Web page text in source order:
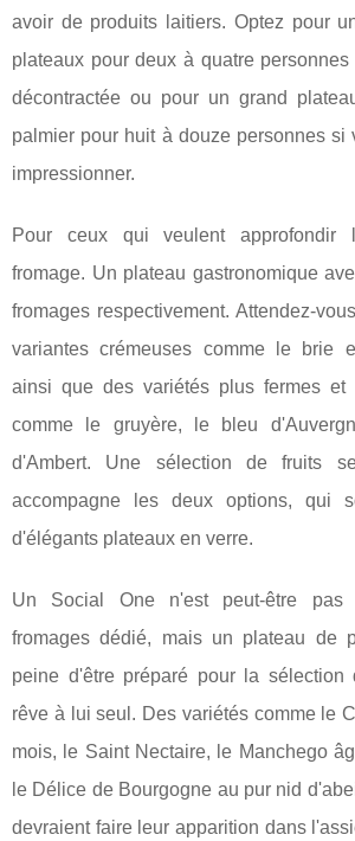
avoir de produits laitiers. Optez pour
plateaux pour deux à quatre
décontractée ou pour un grand
palmier pour huit à douze personnes si
impressionner.
Pour ceux qui veulent approfondir
fromage. Un plateau gastronomique
fromages respectivement. Attendez-
variantes crémeuses comme le brie
ainsi que des variétés plus fermes et
comme le gruyère, le bleu
d'Ambert. Une sélection de fruits
accompagne les deux options, qui
d'élégants plateaux en verre.
Un Social One n'est peut-être
fromages dédié, mais un plateau de
peine d'être préparé pour la sélection
rêve à lui seul. Des variétés comme le
mois, le Saint Nectaire, le Manchego
le Délice de Bourgogne au pur nid
devraient faire leur apparition dans